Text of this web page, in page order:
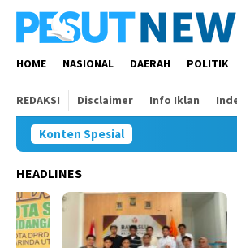
HOME NASIONAL DAERAH POLITIK
REDAKSI Disclaimer Info Iklan
Konten Spesial
HEADLINES